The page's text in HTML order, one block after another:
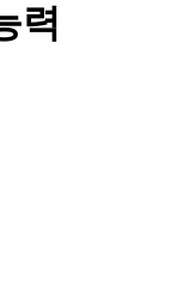
력